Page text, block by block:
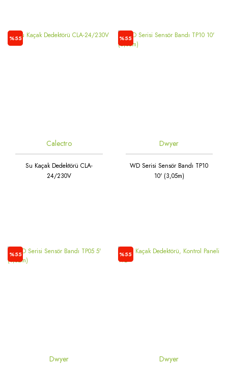
%55
Calectro
Su Kaçak Dedektörü CLA-
24/230V
%55
Dwyer
WD Serisi Sensör Bandı TP10
10' (3,05m)
%55
Dwyer
%55
Dwyer